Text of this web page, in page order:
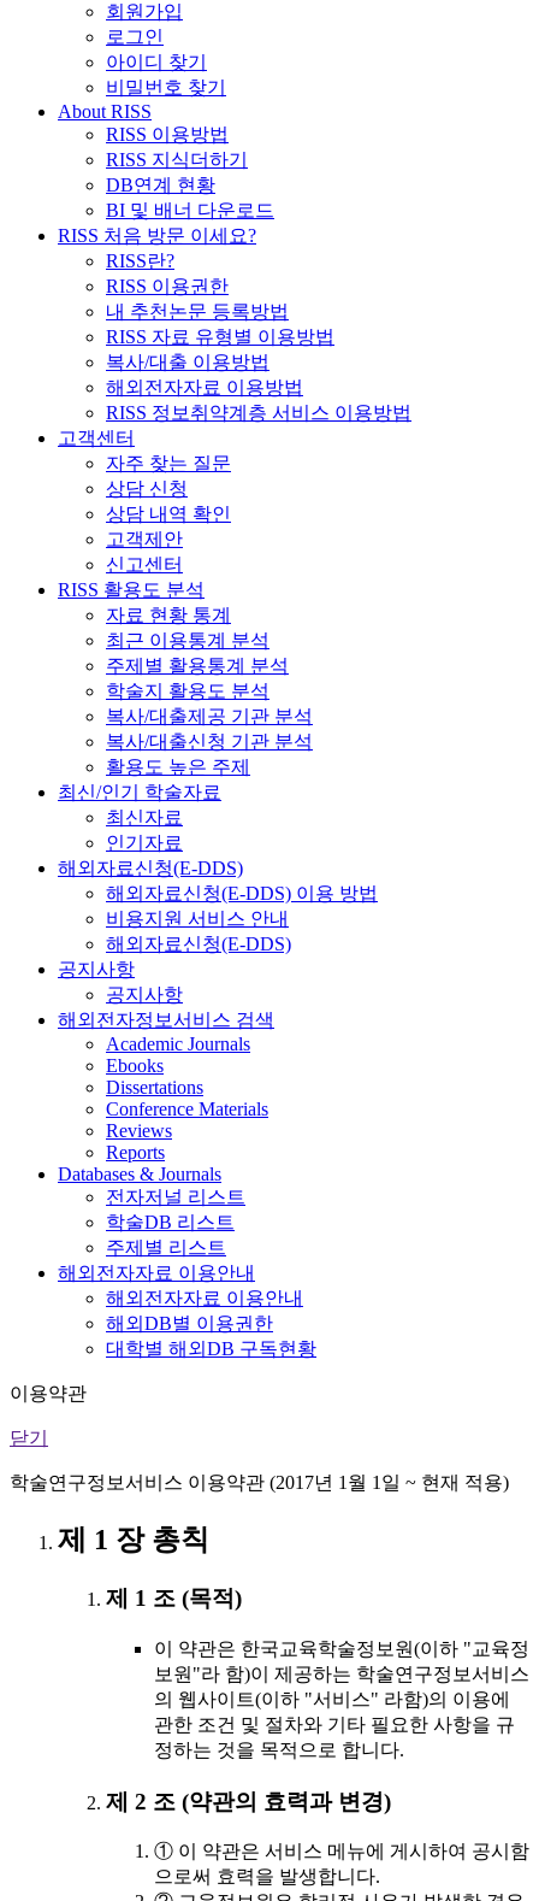
회원가입
로그인
아이디 찾기
비밀번호 찾기
About RISS
RISS 이용방법
RISS 지식더하기
DB연계 현황
BI 및 배너 다운로드
RISS 처음 방문 이세요?
RISS란?
RISS 이용권한
내 추천논문 등록방법
RISS 자료 유형별 이용방법
복사/대출 이용방법
해외전자자료 이용방법
RISS 정보취약계층 서비스 이용방법
고객센터
자주 찾는 질문
상담 신청
상담 내역 확인
고객제안
신고센터
RISS 활용도 분석
자료 현황 통계
최근 이용통계 분석
주제별 활용통계 분석
학술지 활용도 분석
복사/대출제공 기관 분석
복사/대출신청 기관 분석
활용도 높은 주제
최신/인기 학술자료
최신자료
인기자료
해외자료신청(E-DDS)
해외자료신청(E-DDS) 이용 방법
비용지원 서비스 안내
해외자료신청(E-DDS)
공지사항
공지사항
해외전자정보서비스 검색
Academic Journals
Ebooks
Dissertations
Conference Materials
Reviews
Reports
Databases & Journals
전자저널 리스트
학술DB 리스트
주제별 리스트
해외전자자료 이용안내
해외전자자료 이용안내
해외DB별 이용권한
대학별 해외DB 구독현황
이용약관
닫기
학술연구정보서비스 이용약관 (2017년 1월 1일 ~ 현재 적용)
제 1 장 총칙
제 1 조 (목적)
이 약관은 한국교육학술정보원(이하 "교육정
보원"라 함)이 제공하는 학술연구정보서비스
의 웹사이트(이하 "서비스" 라함)의 이용에
관한 조건 및 절차와 기타 필요한 사항을 규
정하는 것을 목적으로 합니다.
제 2 조 (약관의 효력과 변경)
① 이 약관은 서비스 메뉴에 게시하여 공시함
으로써 효력을 발생합니다.